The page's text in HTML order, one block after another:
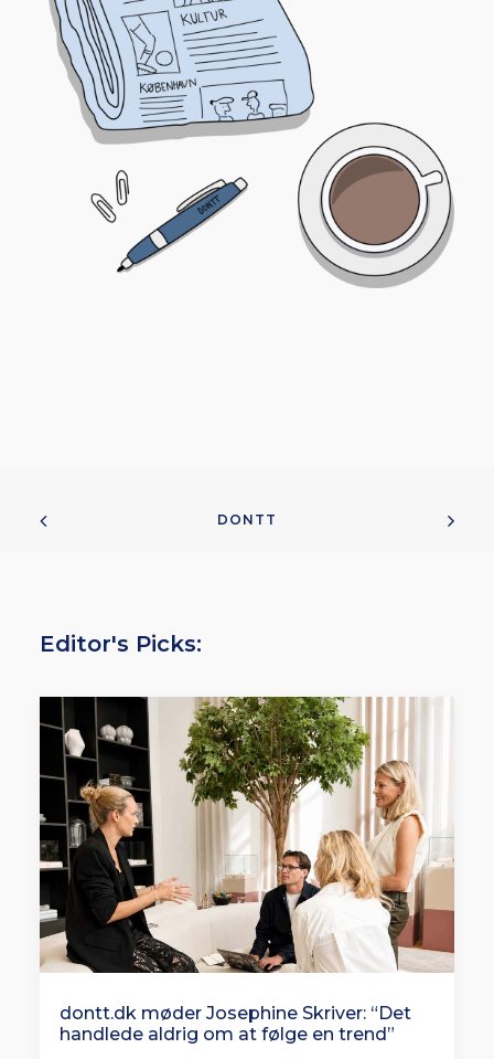
DONTT
Editor's Picks:
dontt.dk møder Josephine Skriver: “Det
handlede aldrig om at følge en trend”